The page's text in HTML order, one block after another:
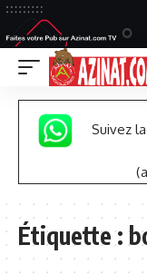
Suivez
Étiquette :